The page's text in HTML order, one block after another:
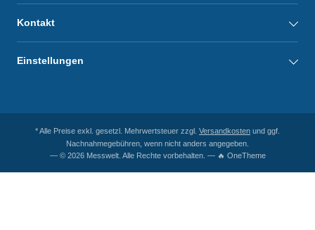
Kontakt
Einstellungen
* Alle Preise exkl. gesetzl. Mehrwertsteuer zzgl. Versandkosten und ggf.
Nachnahmegebühren, wenn nicht anders angegeben.
— © 2026 Messwelt. Alle Rechte vorbehalten. — 🔥 OneTheme